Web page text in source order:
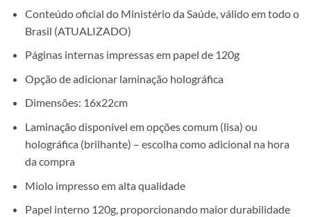
Conteúdo oficial do Ministério da Saúde, válido em todo o
Brasil (ATUALIZADO)
Páginas internas impressas em papel de 120g
Opção de adicionar laminação holográfica
Dimensões: 16x22cm
Laminação disponível em opções comum (lisa) ou
holográfica (brilhante) – escolha como adicional na hora
da compra
Miolo impresso em alta qualidade
Papel interno 120g, proporcionando maior durabilidade